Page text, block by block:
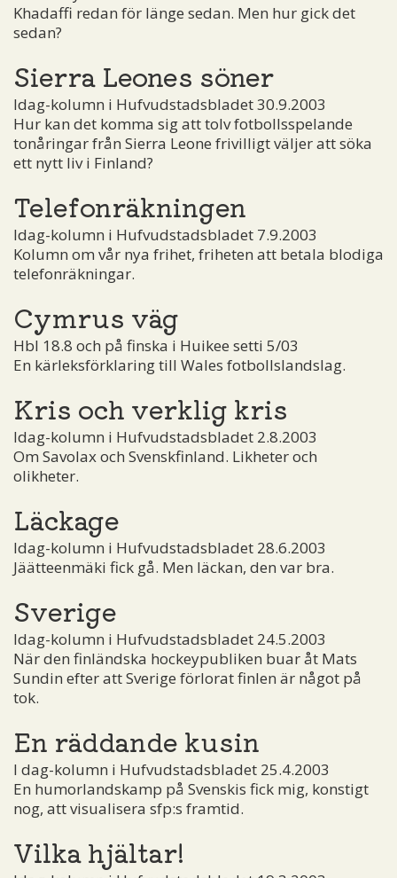
Khadaffi redan för länge sedan. Men hur gick det
sedan?
Sierra Leones söner
Idag-kolumn i Hufvudstadsbladet 30.9.2003
Hur kan det komma sig att tolv fotbollsspelande
tonåringar från Sierra Leone frivilligt väljer att söka
ett nytt liv i Finland?
Telefonräkningen
Idag-kolumn i Hufvudstadsbladet 7.9.2003
Kolumn om vår nya frihet, friheten att betala blodiga
telefonräkningar.
Cymrus väg
Hbl 18.8 och på finska i Huikee setti 5/03
En kärleksförklaring till Wales fotbollslandslag.
Kris och verklig kris
Idag-kolumn i Hufvudstadsbladet 2.8.2003
Om Savolax och Svenskfinland. Likheter och
olikheter.
Läckage
Idag-kolumn i Hufvudstadsbladet 28.6.2003
Jäätteenmäki fick gå. Men läckan, den var bra.
Sverige
Idag-kolumn i Hufvudstadsbladet 24.5.2003
När den finländska hockeypubliken buar åt Mats
Sundin efter att Sverige förlorat finlen är något på
tok.
En räddande kusin
I dag-kolumn i Hufvudstadsbladet 25.4.2003
En humorlandskamp på Svenskis fick mig, konstigt
nog, att visualisera sfp:s framtid.
Vilka hjältar!